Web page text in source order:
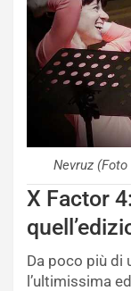
Nevruz
X Factor
Da poco più di
l’ultimissima